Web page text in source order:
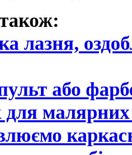
лазня,
або
малярних